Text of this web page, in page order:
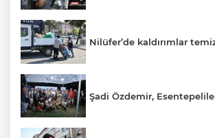
Nilüfer’de kaldırımlar
Şadi Özdemir,